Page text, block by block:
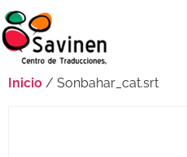
Inicio / Sonbahar_cat.srt